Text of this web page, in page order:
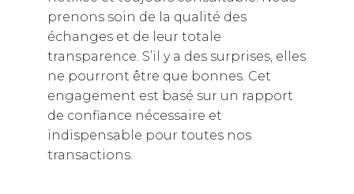
prenons soin de la qualité des
échanges et de leur totale
transparence. S’il y a des surprises, elles
ne pourront être que bonnes. Cet
engagement est basé sur un rapport
de confiance nécessaire et
indispensable pour toutes nos
transactions.